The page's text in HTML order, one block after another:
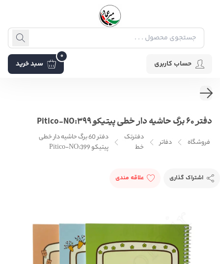
حساب کاربری سبد خرید
0
دفتر 60 برگ حاشیه دار خطی پیتیکو Pitico-NO:399
فروشگاه دفاتر
دفترتک
خط
دفتر 60 برگ حاشیه دار خطی
پیتیکو Pitico-NO:399
اشتراک گذاری علاقه مندی